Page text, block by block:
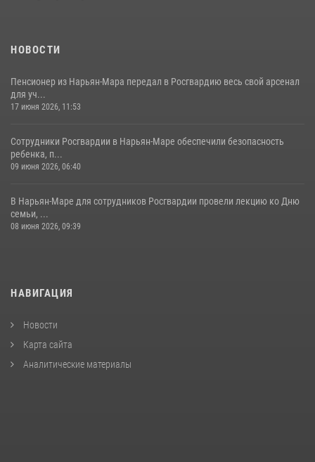
НОВОСТИ
Пенсионер из Нарьян-Мара передал в Росгвардию весь свой арсенал
для уч...
17 июня 2026, 11:53
Сотрудники Росгвардии в Нарьян-Маре обеспечили безопасность
ребенка, п...
09 июня 2026, 06:40
В Нарьян-Маре для сотрудников Росгвардии провели лекцию ко Дню
семьи, ...
08 июня 2026, 09:39
НАВИГАЦИЯ
Новости
Карта сайта
Аналитические материалы